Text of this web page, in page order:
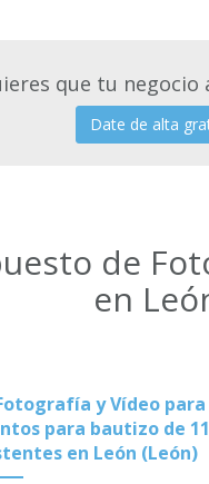
que tu negocio
Date de alta
de
en
y Vídeo para
para bautizo de
en León (León)